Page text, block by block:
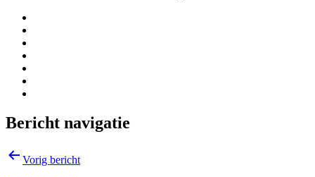
Bericht navigatie
Vorig bericht